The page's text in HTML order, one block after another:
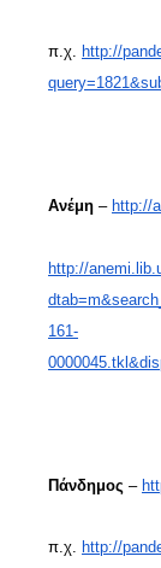
π.χ. http://
Ανέμη – http://
http://
161-
Πάνδημος –
π.χ. http://